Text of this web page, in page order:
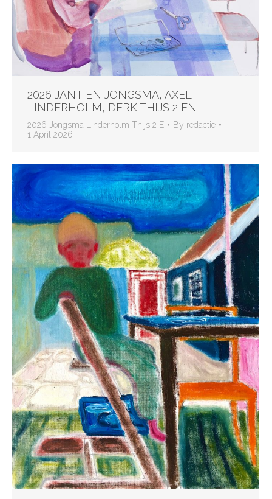
2026 JANTIEN JONGSMA, AXEL
LINDERHOLM, DERK THIJS 2 EN
2026 Jongsma Linderholm Thijs 2 E By redactie
1 April 2026